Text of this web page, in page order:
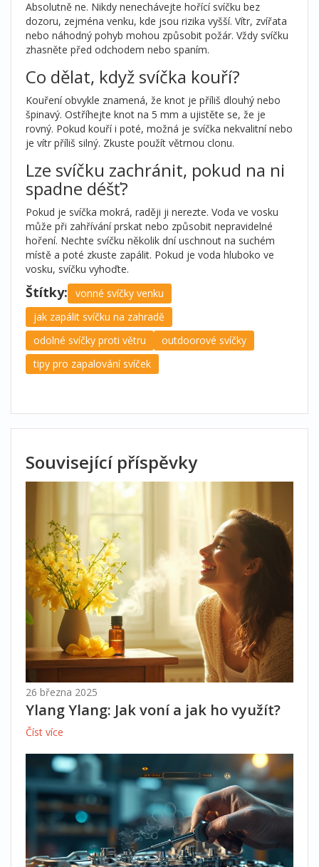
Absolutně ne. Nikdy nenechávejte hořící svíčku bez
dozoru, zejména venku, kde jsou rizika vyšší. Vítr, zvířata
nebo náhodný pohyb mohou způsobit požár. Vždy svíčku
zhasněte před odchodem nebo spaním.
Co dělat, když svíčka kouří?
Kouření obvykle znamená, že knot je příliš dlouhý nebo
špinavý. Ostříhejte knot na 5 mm a ujistěte se, že je
rovný. Pokud kouří i poté, možná je svíčka nekvalitní nebo
je vítr příliš silný. Zkuste použít větrnou clonu.
Lze svíčku zachránit, pokud na ni
spadne déšť?
Pokud je svíčka mokrá, raději ji nerezte. Voda ve vosku
může při zahřívání prskat nebo způsobit nepravidelné
hoření. Nechte svíčku několik dní uschnout na suchém
místě a poté zkuste zapálit. Pokud je voda hluboko ve
vosku, svíčku vyhoďte.
Štítky:
vonné svíčky venku
jak zapálit svíčku na zahradě
odolné svíčky proti větru
outdoorové svíčky
tipy pro zapalování svíček
Související příspěvky
26 března 2025
Ylang Ylang: Jak voní a jak ho využít?
Číst více